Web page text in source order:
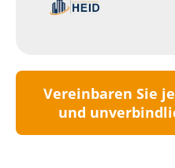
Vereinbaren Sie
und